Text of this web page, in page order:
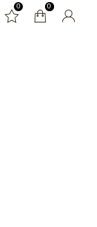
0 0
0